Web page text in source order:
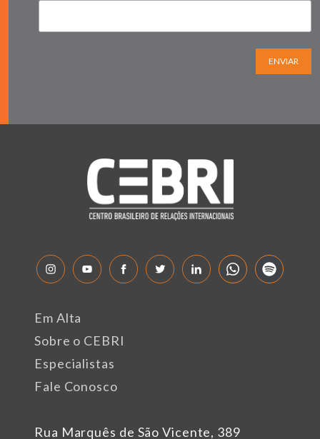
ENVIAR
Rua Marquês de São Vicente, 389
Em Alta
Sobre o CEBRI
Especialistas
Fale Conosco